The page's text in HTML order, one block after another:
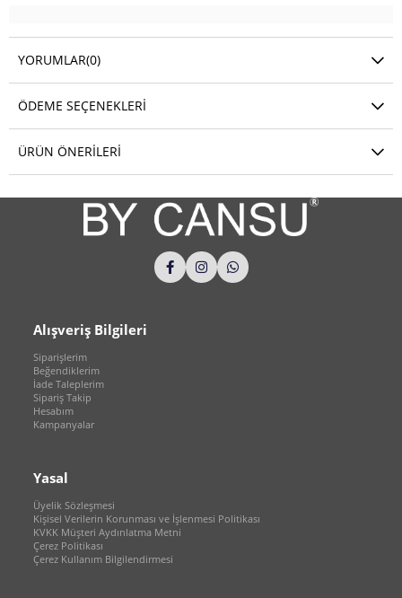
YORUMLAR(0)
ÖDEME SEÇENEKLERI
ÜRÜN ÖNERILERI
Alışveriş Bilgileri
Siparişlerim
Beğendiklerim
İade Taleplerim
Sipariş Takip
Hesabım
Kampanyalar
Yasal
Üyelik Sözleşmesi
Kişisel Verilerin Korunması ve İşlenmesi Politikası
KVKK Müşteri Aydınlatma Metni
Çerez Politikası
Çerez Kullanım Bilgilendirmesi